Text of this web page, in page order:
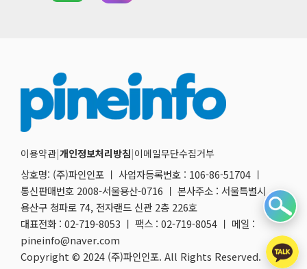
이용약관|개인정보처리방침|이메일무단수집거부
상호명: (주)파인인포 ㅣ 사업자등록번호 : 106-86-51704 ㅣ
통신판매번호 2008-서울용산-0716 ㅣ 본사주소 : 서울특별시
용산구 청파로 74, 전자랜드 신관 2층 226호
대표전화 : 02-719-8053 ㅣ 팩스 : 02-719-8054 ㅣ 메일 :
pineinfo@naver.com
Copyright © 2024 (주)파인인포. All Rights Reserved.